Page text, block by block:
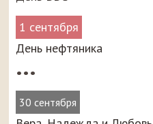
1 сентября
День нефтяника
•••
30 сентября